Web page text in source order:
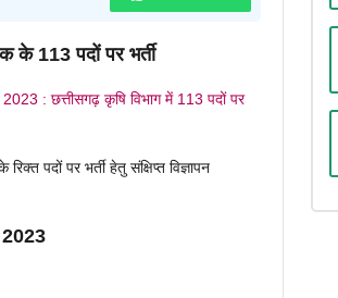
के 113 पदों पर भर्ती
: छत्तीसगढ़ कृषि विभाग में 113 पदों पर
पदों पर भर्ती हेतु संक्षिप्त विज्ञापन